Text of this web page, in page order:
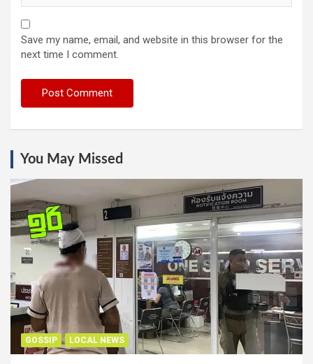
Save my name, email, and website in this browser for the
next time I comment.
You May Missed
GOSSIP LOCAL NEWS